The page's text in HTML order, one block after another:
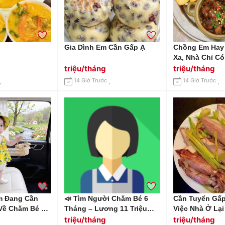
Gia Dình Em Cần Gấp Ạ
triệu/tháng
14 Giờ Trước
Chồng Em
Xa, Nhà Chỉ
Cần Gấp 1 Chị
Nhà Tại
Quận 7 Lương
Ăn Ở.
triệu/tháng
14 Giờ Trước
Đang Cần
Chăm Bé 4
📣 Tìm Người Chăm Bé 6
Tháng – Lương 11 Triệu
Khởi Điểm Địa Chỉ: Biên
triệu/tháng
Cần Tuyển
Việc Nhà Ở
Bình Lương
triệu/tháng